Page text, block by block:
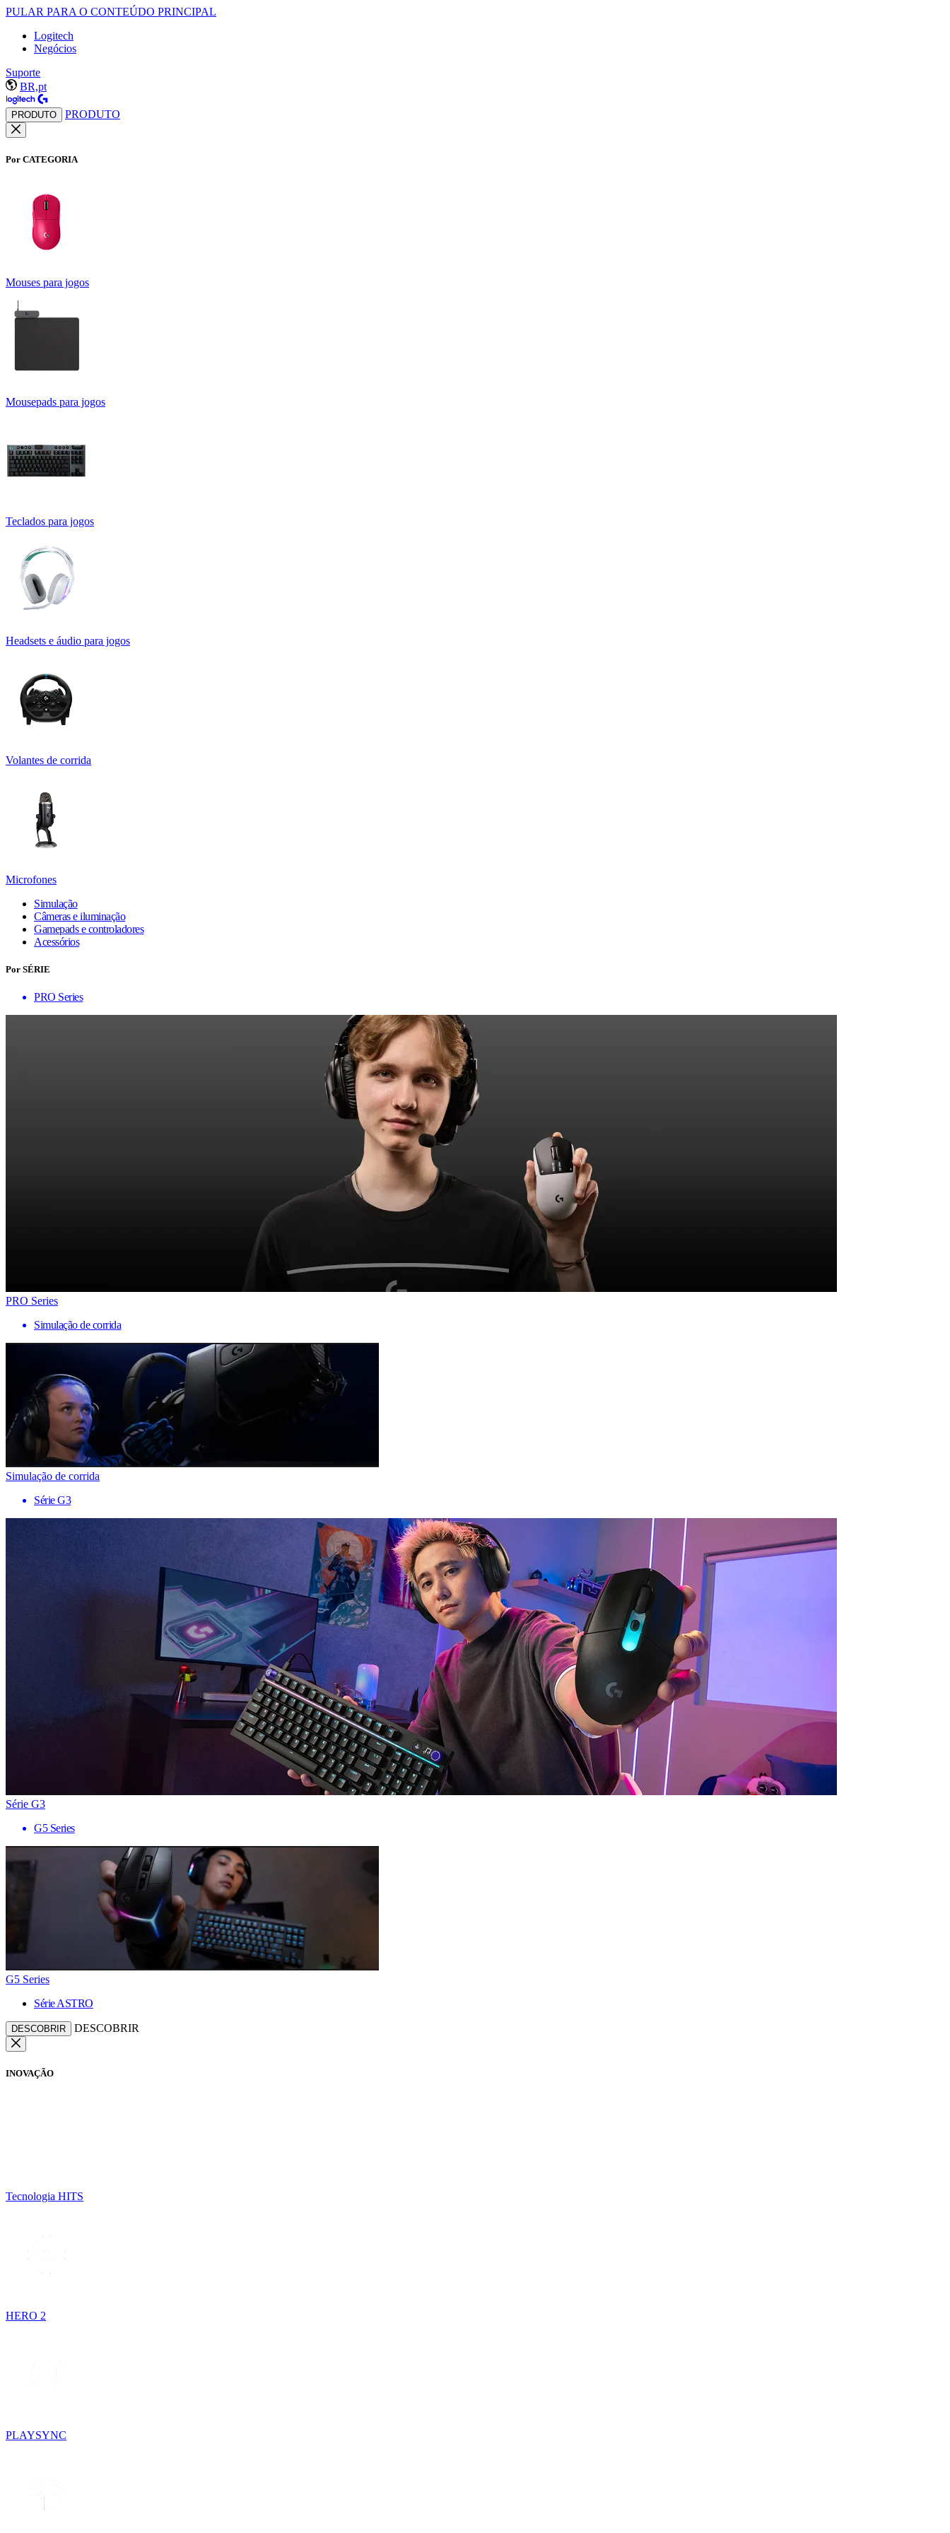
PULAR PARA O CONTEÚDO PRINCIPAL
Logitech
Negócios
Suporte
BR,pt
PRODUTO PRODUTO
Por CATEGORIA
Mouses para jogos
Mousepads para jogos
Teclados para jogos
Headsets e áudio para jogos
Volantes de corrida
Microfones
Simulação
Câmeras e iluminação
Gamepads e controladores
Acessórios
Por SÉRIE
PRO Series
PRO Series
Simulação de corrida
Simulação de corrida
Série G3
Série G3
G5 Series
G5 Series
Série ASTRO
DESCOBRIR DESCOBRIR
INOVAÇÃO
Tecnologia HITS
HERO 2
PLAYSYNC